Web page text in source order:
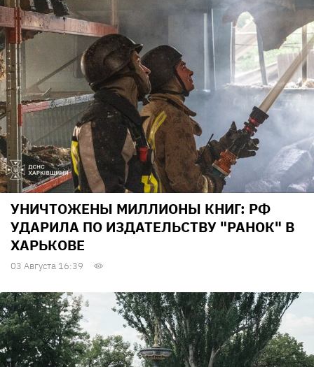
УНИЧТОЖЕНЫ МИЛЛИОНЫ КНИГ: РФ
УДАРИЛА ПО ИЗДАТЕЛЬСТВУ "РАНОК" В
ХАРЬКОВЕ
03 Августа 16:39